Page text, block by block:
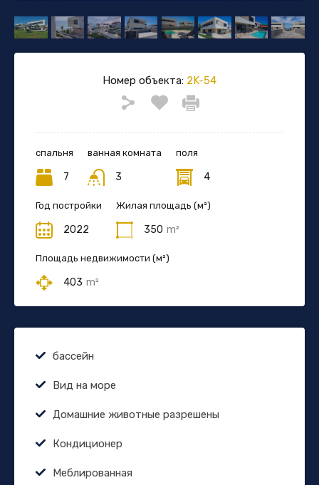
Номер объекта: 2K-54
спальня
7
ванная комната
3
поля
4
Год постройки
2022
Жилая площадь (м²)
350 m²
Площадь недвижимости (м²)
403 m²
бассейн
Вид на море
Домашние животные разрешены
Кондиционер
Меблированная